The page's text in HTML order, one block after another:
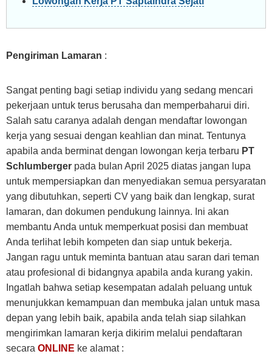
Pengiriman Lamaran :
Sangat penting bagi setiap individu yang sedang mencari
pekerjaan untuk terus berusaha dan memperbaharui diri.
Salah satu caranya adalah dengan mendaftar lowongan
kerja yang sesuai dengan keahlian dan minat. Tentunya
apabila anda berminat dengan lowongan kerja terbaru PT
Schlumberger pada bulan April 2025 diatas jangan lupa
untuk mempersiapkan dan menyediakan semua persyaratan
yang dibutuhkan, seperti CV yang baik dan lengkap, surat
lamaran, dan dokumen pendukung lainnya. Ini akan
membantu Anda untuk memperkuat posisi dan membuat
Anda terlihat lebih kompeten dan siap untuk bekerja.
Jangan ragu untuk meminta bantuan atau saran dari teman
atau profesional di bidangnya apabila anda kurang yakin.
Ingatlah bahwa setiap kesempatan adalah peluang untuk
menunjukkan kemampuan dan membuka jalan untuk masa
depan yang lebih baik, apabila anda telah siap silahkan
mengirimkan lamaran kerja dikirim melalui pendaftaran
secara ONLINE ke alamat :